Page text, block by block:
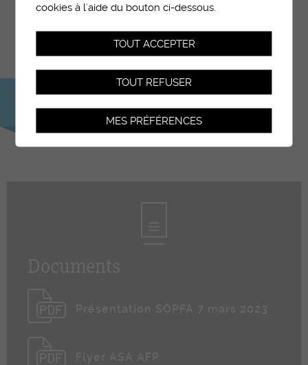
formateurs en entreprises dans les domaines
de la santé, du social et de l’assistance
Consultez le
programme
cookies à l'aide du bouton ci-dessous.
TOUT ACCEPTER
TOUT REFUSER
MES PRÉFÉRENCES